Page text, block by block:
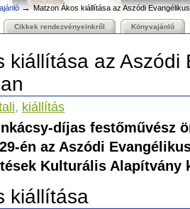
→Matzon Ákos kiállítása az Aszódi
Cikkek rendezvényeinkről Könyvajánló
kiállítása az Aszódi
, kiállítás
díjas festőművész
én az Aszódi
Kulturális Alapítvány
kiállítása